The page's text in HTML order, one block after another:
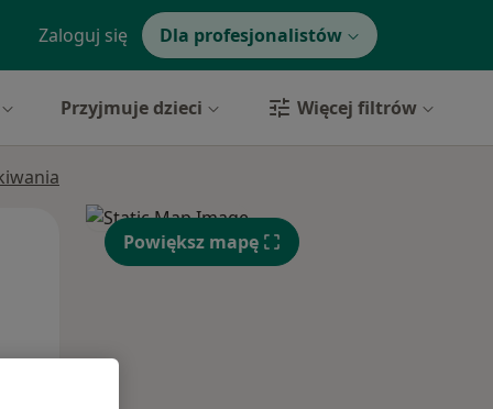
Zaloguj się Dla profesjonalistów
Przyjmuje dzieci Więcej filtrów
Wt, Śr,
Powiększ mapę